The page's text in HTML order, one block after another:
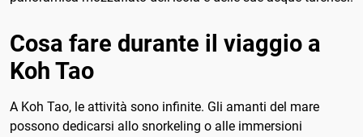
Cosa fare durante il viaggio a
Koh Tao
A Koh Tao, le attività sono infinite. Gli amanti del mare
possono dedicarsi allo snorkeling o alle immersioni